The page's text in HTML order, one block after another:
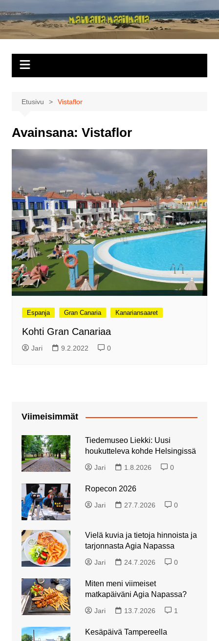
sisältöön
Matkalla
maailmalla
Etusivu Vistaflor
Avainsana: Vistaflor
Espanja Gran Canaria Kanariansaaret
Kohti Gran Canariaa
Jari 9.2.2022 0
Viimeisimmät
Tiedemuseo Liekki: Uusi
houkutteleva kohde Helsingissä
Jari 1.8.2026 0
Ropecon 2026
Jari 27.7.2026 0
Vielä kuvia ja tietoja hinnoista ja
tarjonnasta Agia Napassa
Jari 24.7.2026 0
Miten meni viimeiset
matkapäiväni Agia Napassa?
Jari 13.7.2026 1
Kesäpäivä Tampereella